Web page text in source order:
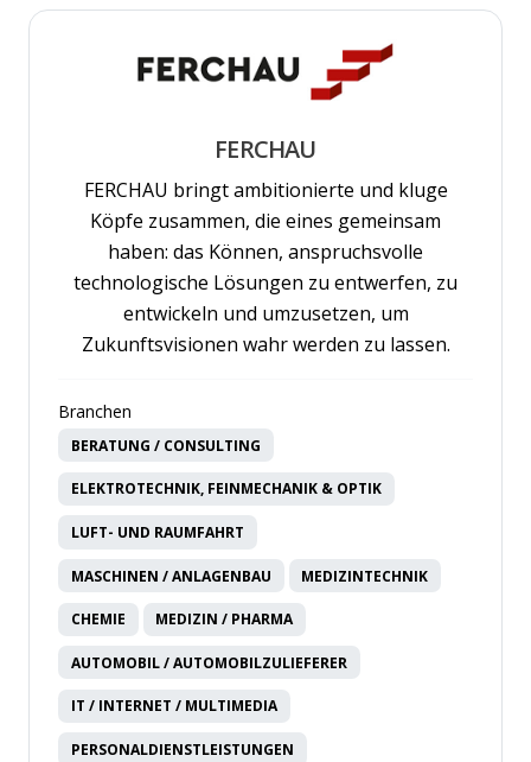
FERCHAU
FERCHAU bringt ambitionierte und kluge
Köpfe zusammen, die eines gemeinsam
haben: das Können, anspruchsvolle
technologische Lösungen zu entwerfen, zu
entwickeln und umzusetzen, um
Zukunftsvisionen wahr werden zu lassen.
Branchen
BERATUNG / CONSULTING
ELEKTROTECHNIK, FEINMECHANIK & OPTIK
LUFT- UND RAUMFAHRT
MASCHINEN / ANLAGENBAU MEDIZINTECHNIK
CHEMIE MEDIZIN / PHARMA
AUTOMOBIL / AUTOMOBILZULIEFERER
IT / INTERNET / MULTIMEDIA
PERSONALDIENSTLEISTUNGEN